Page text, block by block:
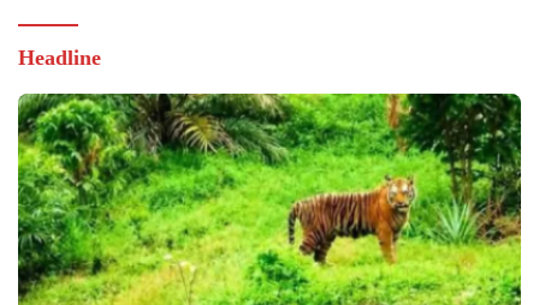
Headline